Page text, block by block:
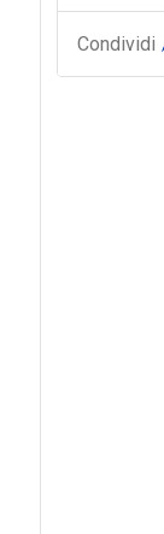
Condividi